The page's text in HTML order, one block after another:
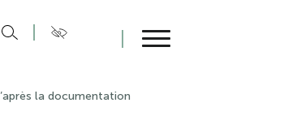
la documentation